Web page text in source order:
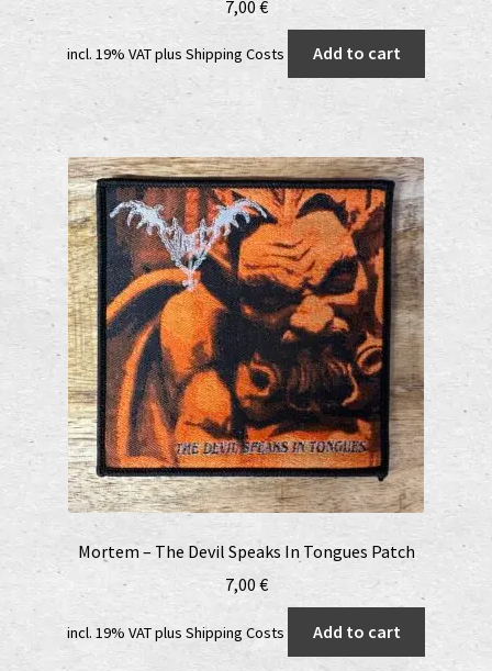
7,00€
incl. 19% VATplus Shipping Costs Add to cart
Mortem – The Devil Speaks In Tongues Patch
7,00€
incl. 19% VATplus Shipping Costs Add to cart